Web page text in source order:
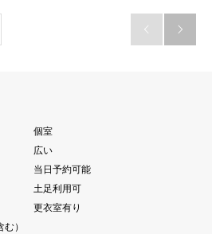
 
個室
広い
当日予約可能
土足利用可
更衣室有り
）